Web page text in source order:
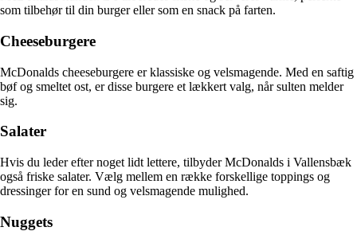
som tilbehør til din burger eller som en snack på farten.
Cheeseburgere
McDonalds cheeseburgere er klassiske og velsmagende. Med en saftig
bøf og smeltet ost, er disse burgere et lækkert valg, når sulten melder
sig.
Salater
Hvis du leder efter noget lidt lettere, tilbyder McDonalds i Vallensbæk
også friske salater. Vælg mellem en række forskellige toppings og
dressinger for en sund og velsmagende mulighed.
Nuggets